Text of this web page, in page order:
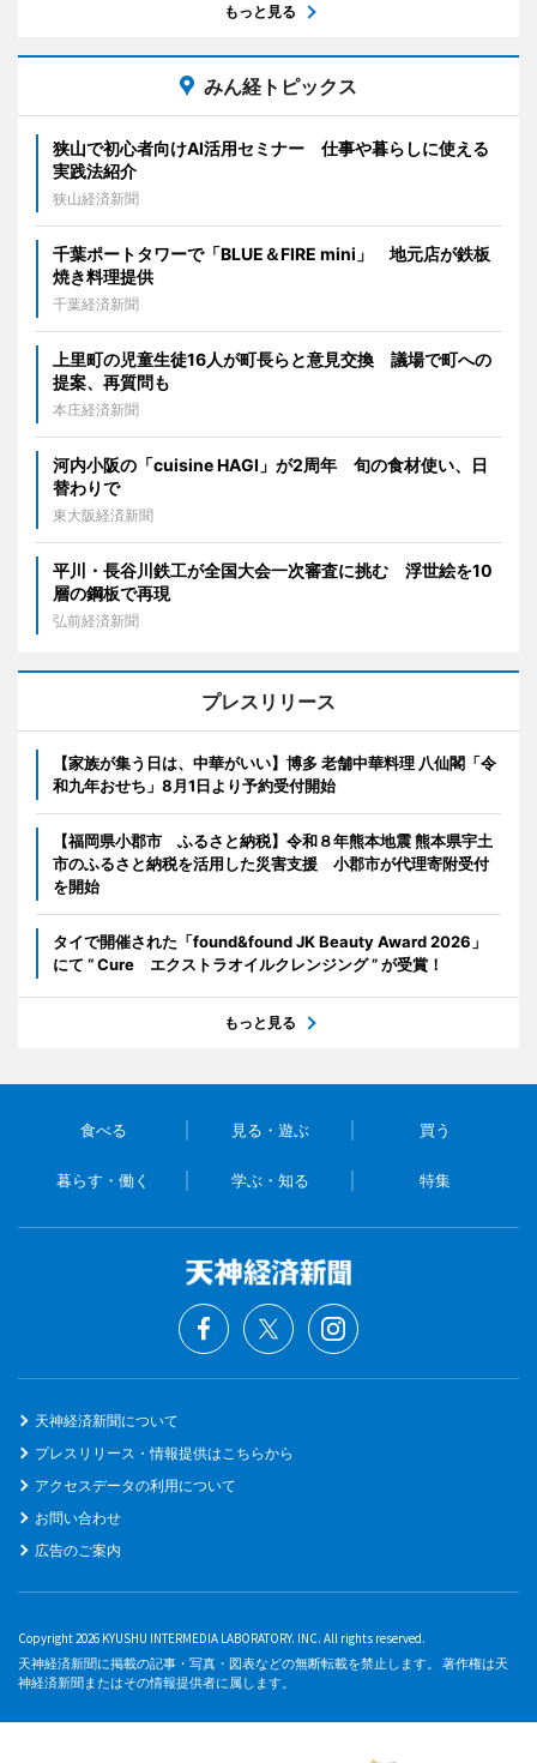
もっと見る
みん経トピックス
狭山で初心者向けAI活用セミナー 仕事や暮らしに使える
実践法紹介
狭山経済新聞
千葉ポートタワーで「BLUE＆FIRE mini」 地元店が鉄板
焼き料理提供
千葉経済新聞
上里町の児童生徒16人が町長らと意見交換 議場で町への
提案、再質問も
本庄経済新聞
河内小阪の「cuisine HAGI」が2周年 旬の食材使い、日
替わりで
東大阪経済新聞
平川・長谷川鉄工が全国大会一次審査に挑む 浮世絵を10
層の鋼板で再現
弘前経済新聞
プレスリリース
【家族が集う日は、中華がいい】博多 老舗中華料理 八仙閣「令
和九年おせち」8月1日より予約受付開始
【福岡県小郡市 ふるさと納税】令和８年熊本地震 熊本県宇土
市のふるさと納税を活用した災害支援 小郡市が代理寄附受付
を開始
タイで開催された「found&found JK Beauty Award 2026」
にて “ Cure エクストラオイルクレンジング ” が受賞！
もっと見る
食べる 見る・遊ぶ 買う
暮らす・働く 学ぶ・知る 特集
天神経済新聞について
プレスリリース・情報提供はこちらから
アクセスデータの利用について
お問い合わせ
広告のご案内
Copyright 2026 KYUSHU INTERMEDIA LABORATORY. INC. All rights reserved.
天神経済新聞に掲載の記事・写真・図表などの無断転載を禁止します。 著作権は天
神経済新聞またはその情報提供者に属します。